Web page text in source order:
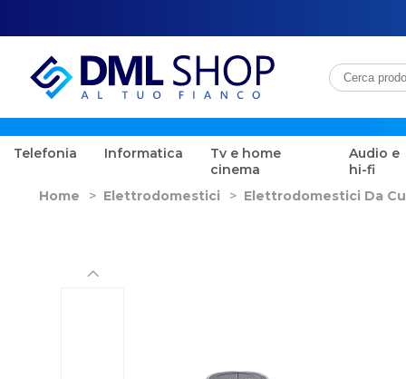
Telefonia Informatica
Tv e home
cinema
Audio e
hi-fi
Home > Elettrodomestici > Elettrodomestici Da